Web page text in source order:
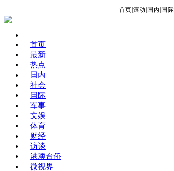
首页 滚动 国内 国际
首页
最新
热点
国内
社会
国际
军事
文娱
体育
财经
访谈
港澳台侨
微视界